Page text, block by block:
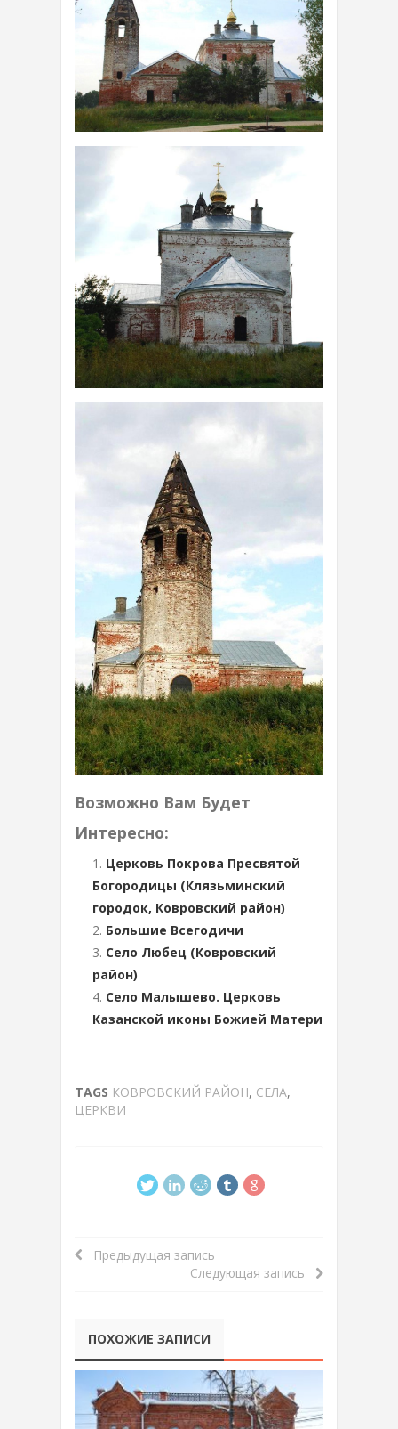
Возможно Вам Будет
Интересно:
Церковь Покрова Пресвятой
Богородицы (Клязьминский
городок, Ковровский район)
Большие Всегодичи
Село Любец (Ковровский
район)
Село Малышево. Церковь
Казанской иконы Божией Матери
TAGS КОВРОВСКИЙ РАЙОН, СЕЛА,
ЦЕРКВИ
Предыдущая запись
Следующая запись
ПОХОЖИЕ ЗАПИСИ